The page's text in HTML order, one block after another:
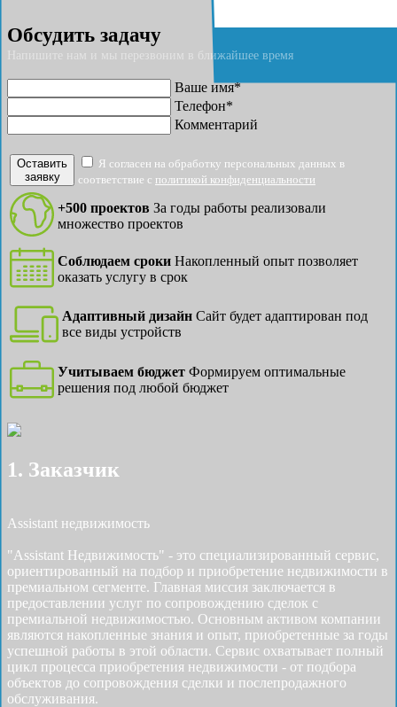
Обсудить задачу
Напишите нам и мы перезвоним в ближайшее время
Ваше имя*
Телефон*
Комментарий
Оставить
заявку
Я согласен на обработку персональных данных в
соответствие с политикой конфиденциальности
+500 проектов За годы работы реализовали
множество проектов
Соблюдаем сроки Накопленный опыт позволяет
оказать услугу в срок
Адаптивный дизайн Сайт будет адаптирован под
все виды устройств
Учитываем бюджет Формируем оптимальные
решения под любой бюджет
1. Заказчик
Assistant недвижимость
"Assistant Недвижимость" - это специализированный сервис,
ориентированный на подбор и приобретение недвижимости в
премиальном сегменте. Главная миссия заключается в
предоставлении услуг по сопровождению сделок с
премиальной недвижимостью. Основным активом компании
являются накопленные знания и опыт, приобретенные за годы
успешной работы в этой области. Сервис охватывает полный
цикл процесса приобретения недвижимости - от подбора
объектов до сопровождения сделки и послепродажного
обслуживания.